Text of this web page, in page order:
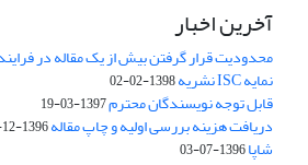
آخرین اخبار
محدودیت قرار گرفتن بیش از یک مقاله در
نمایه ISC نشریه 1398-02-02
قابل توجه نویسندگان محترم1397-03-19
دریافت هزینه بررسی اولیه و چاپ مقاله1396-12-06
شاپا1396-07-03